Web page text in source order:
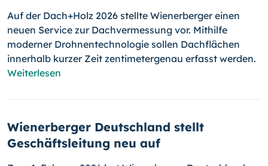
Auf der Dach+Holz 2026 stellte Wienerberger einen
neuen Service zur Dachvermessung vor. Mithilfe
moderner Drohnentechnologie sollen Dachflächen
innerhalb kurzer Zeit zentimetergenau erfasst werden.
Weiterlesen
Wienerberger Deutschland stellt
Geschäftsleitung neu auf